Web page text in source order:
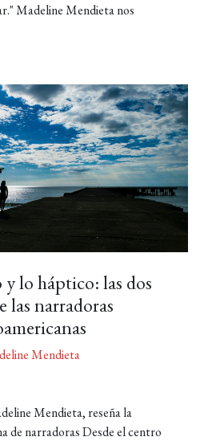
Madeline Mendieta nos
lo háptico: las dos
las narradoras
Mendieta
Mendieta, reseña la
de narradoras Desde el centro